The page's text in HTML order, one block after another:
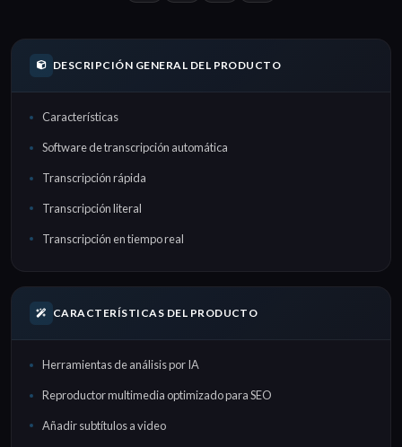
DESCRIPCIÓN GENERAL DEL PRODUCTO
Características
Software de transcripción automática
Transcripción rápida
Transcripción literal
Transcripción en tiempo real
CARACTERÍSTICAS DEL PRODUCTO
Herramientas de análisis por IA
Reproductor multimedia optimizado para SEO
Añadir subtítulos a video